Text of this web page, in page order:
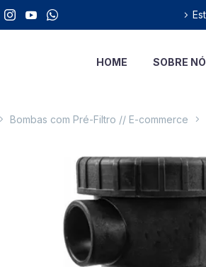
HOME SOBRE
Bombas com Pré-Filtro // E-commerce